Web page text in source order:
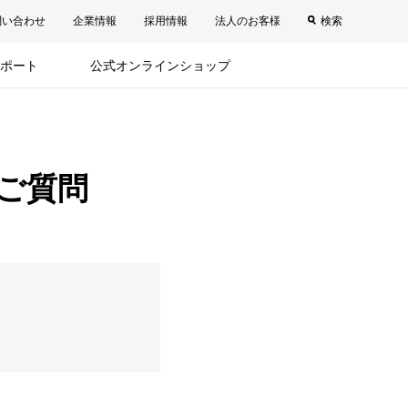
合わせ 企業情報 採用情報 法人のお客様 検索
ート 公式オンラインショップ
質問